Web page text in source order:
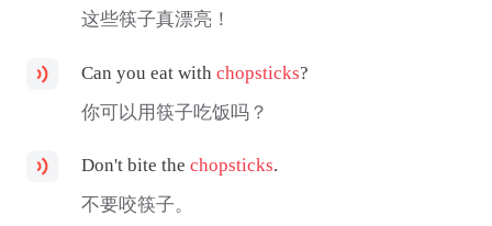
这些筷子真漂亮！
Can you eat withchopsticks?
你可以用筷子吃饭吗？
Don't bite thechopsticks.
不要咬筷子。